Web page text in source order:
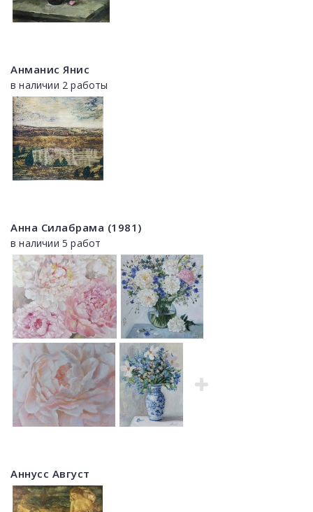
Анманис Янис
в наличии 2 работы
Анна Силабрама (1981)
в наличии 5 работ
Аннусс Август